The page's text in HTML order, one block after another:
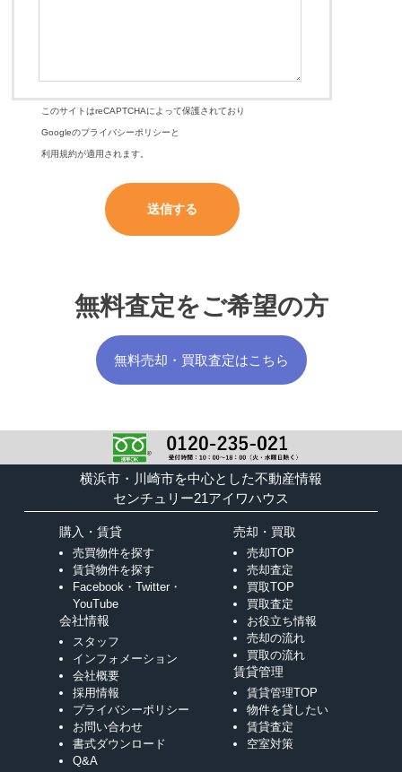
このサイトはreCAPTCHAによって保護されており
Googleのプライバシーポリシー と
利用規約が適用されます。
無料査定をご希望の方
無料売却・買取査定はこちら
横浜市・川崎市を中心とした不動産情報
センチュリー21アイワハウス
購入・賃貸
売買物件を探す
賃貸物件を探す
Facebook・Twitter・
YouTube
会社情報
スタッフ
インフォメーション
会社概要
採用情報
プライバシーポリシー
お問い合わせ
書式ダウンロード
Q&A
売却・買取
売却TOP
売却査定
買取TOP
買取査定
お役立ち情報
売却の流れ
買取の流れ
賃貸管理
賃貸管理TOP
物件を貸したい
賃貸査定
空室対策